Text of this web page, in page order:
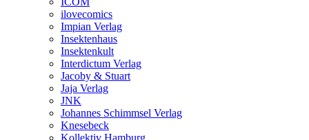
ilovecomics
Impian Verlag
Insektenhaus
Insektenkult
Interdictum Verlag
Jacoby & Stuart
Jaja Verlag
JNK
Johannes Schimmsel Verlag
Knesebeck
Kollektiv Hamburg